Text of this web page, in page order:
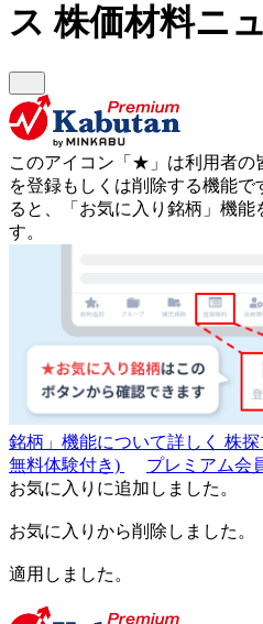
ス株価材料ニ
このアイコン 「★」 は利用者の
を登録もしくは削除する機能で
ると、「お気に入り銘柄」機能
す。
銘柄」機能について詳しく 株
無料体験付き)
プレミアム会
お気に入りに追加しました。
お気に入りから削除しました。
適用しました。